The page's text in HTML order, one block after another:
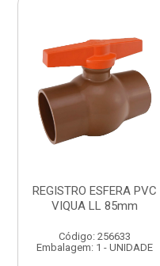
REGISTRO ESFERA PVC
VIQUA LL 85mm
Código: 256633
Embalagem: 1 - UNIDADE